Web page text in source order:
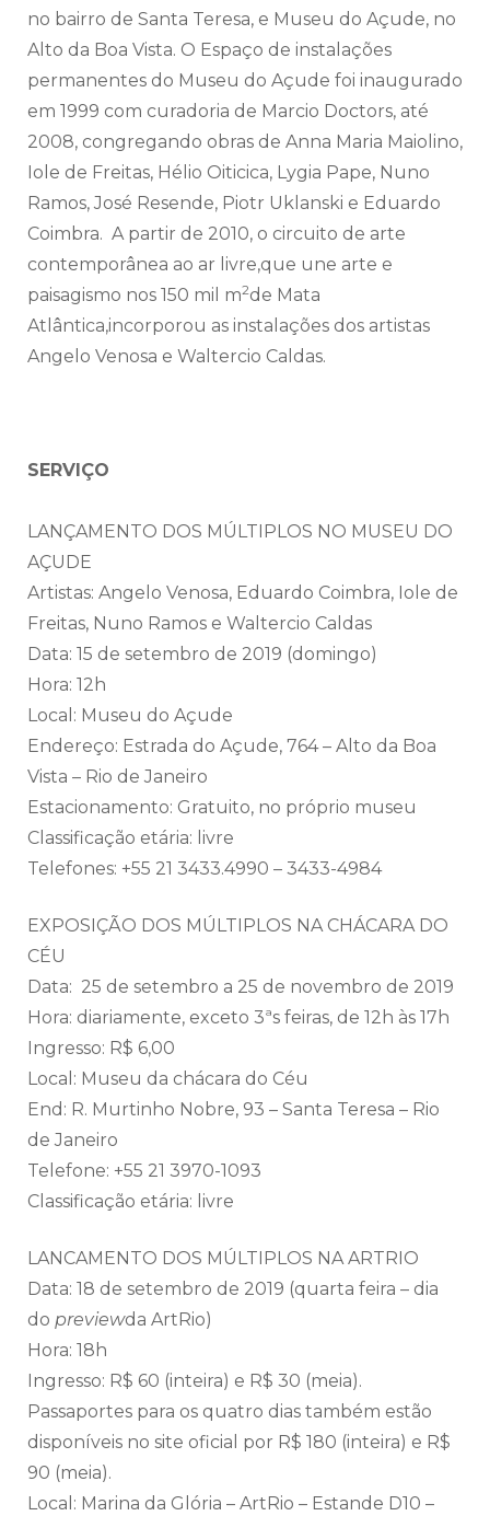
no bairro de Santa Teresa, e Museu do Açude, no
Alto da Boa Vista. O Espaço de instalações
permanentes do Museu do Açude foi inaugurado
em 1999 com curadoria de Marcio Doctors, até
2008, congregando obras de Anna Maria Maiolino,
Iole de Freitas, Hélio Oiticica, Lygia Pape, Nuno
Ramos, José Resende, Piotr Uklanski e Eduardo
Coimbra. A partir de 2010, o circuito de arte
contemporânea ao ar livre,que une arte e
paisagismo nos 150 mil m2de Mata
Atlântica,incorporou as instalações dos artistas
Angelo Venosa e Waltercio Caldas.
SERVIÇO
LANÇAMENTO DOS MÚLTIPLOS NO MUSEU DO
AÇUDE
Artistas: Angelo Venosa, Eduardo Coimbra, Iole de
Freitas, Nuno Ramos e Waltercio Caldas
Data: 15 de setembro de 2019 (domingo)
Hora: 12h
Local: Museu do Açude
Endereço: Estrada do Açude, 764 – Alto da Boa
Vista – Rio de Janeiro
Estacionamento: Gratuito, no próprio museu
Classificação etária: livre
Telefones: +55 21 3433.4990 – 3433-4984
EXPOSIÇÃO DOS MÚLTIPLOS NA CHÁCARA DO
CÉU
Data: 25 de setembro a 25 de novembro de 2019
Hora: diariamente, exceto 3ªs feiras, de 12h às 17h
Ingresso: R$ 6,00
Local: Museu da chácara do Céu
End: R. Murtinho Nobre, 93 – Santa Teresa – Rio
de Janeiro
Telefone: +55 21 3970-1093
Classificação etária: livre
LANCAMENTO DOS MÚLTIPLOS NA ARTRIO
Data: 18 de setembro de 2019 (quarta feira – dia
do previewda ArtRio)
Hora: 18h
Ingresso: R$ 60 (inteira) e R$ 30 (meia).
Passaportes para os quatro dias também estão
disponíveis no site oficial por R$ 180 (inteira) e R$
90 (meia).
Local: Marina da Glória – ArtRio – Estande D10 –